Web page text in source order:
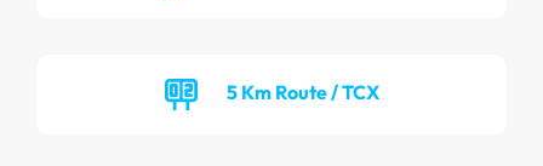
5 Km Route / TCX